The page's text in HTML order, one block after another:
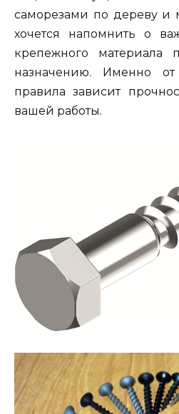
саморезами по дереву и
хочется напомнить о
крепежного материала
назначению. Именно
правила зависит
вашей работы.